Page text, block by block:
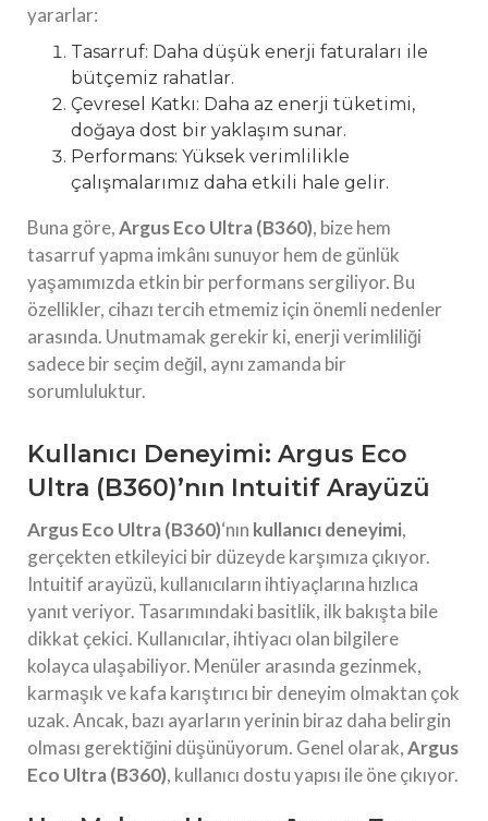
yararlar:
Tasarruf: Daha düşük enerji faturaları ile
bütçemiz rahatlar.
Çevresel Katkı: Daha az enerji tüketimi,
doğaya dost bir yaklaşım sunar.
Performans: Yüksek verimlilikle
çalışmalarımız daha etkili hale gelir.
Buna göre,Argus Eco Ultra (B360), bize hem
tasarruf yapma imkânı sunuyor hem de günlük
yaşamımızda etkin bir performans sergiliyor. Bu
özellikler, cihazı tercih etmemiz için önemli nedenler
arasında. Unutmamak gerekir ki, enerji verimliliği
sadece bir seçim değil, aynı zamanda bir
sorumluluktur.
Kullanıcı Deneyimi: Argus Eco
Ultra (B360)’nın Intuitif Arayüzü
Argus Eco Ultra (B360)‘nın kullanıcı deneyimi,
gerçekten etkileyici bir düzeyde karşımıza çıkıyor.
Intuitif arayüzü, kullanıcıların ihtiyaçlarına hızlıca
yanıt veriyor. Tasarımındaki basitlik, ilk bakışta bile
dikkat çekici. Kullanıcılar, ihtiyacı olan bilgilere
kolayca ulaşabiliyor. Menüler arasında gezinmek,
karmaşık ve kafa karıştırıcı bir deneyim olmaktan çok
uzak. Ancak, bazı ayarların yerinin biraz daha belirgin
olması gerektiğini düşünüyorum. Genel olarak,Argus
Eco Ultra (B360), kullanıcı dostu yapısı ile öne çıkıyor.